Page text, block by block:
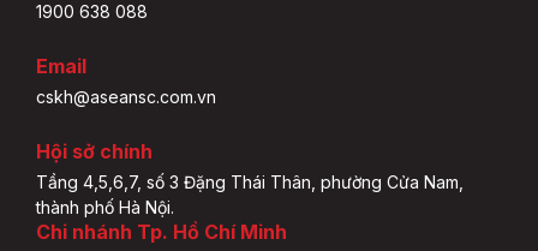
1900 638 088
Email
cskh@aseansc.com.vn
Hội sở chính
Tầng 4,5,6,7, số 3 Đặng Thái Thân, phường Cửa Nam,
thành phố Hà Nội.
Chi nhánh Tp. Hồ Chí Minh